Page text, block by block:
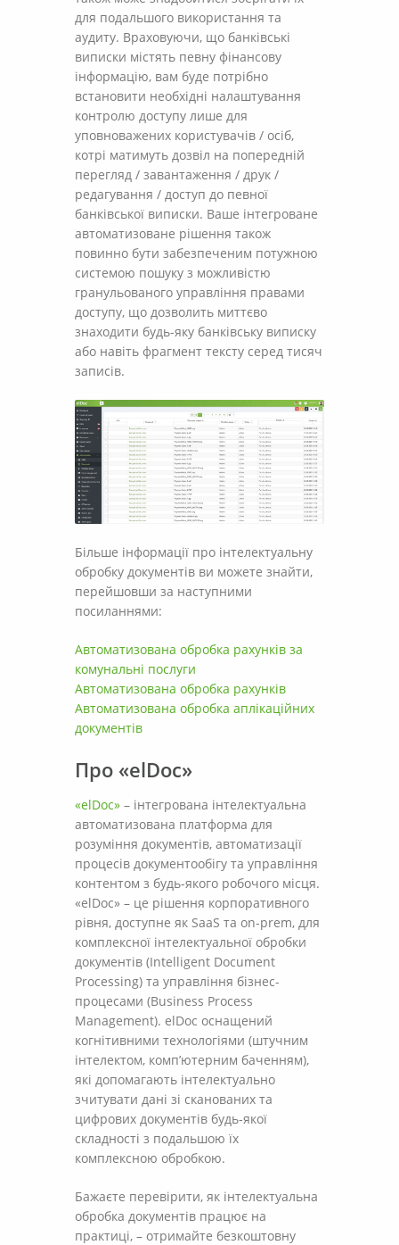
для подальшого використання та
аудиту. Враховуючи, що банківські
виписки містять певну фінансову
інформацію, вам буде потрібно
встановити необхідні налаштування
контролю доступу лише для
уповноважених користувачів / осіб,
котрі матимуть дозвіл на попередній
перегляд / завантаження / друк /
редагування / доступ до певної
банківської виписки. Ваше інтегроване
автоматизоване рішення також
повинно бути забезпеченим потужною
системою пошуку з можливістю
гранульованого управління правами
доступу, що дозволить миттєво
знаходити будь-яку банківську виписку
або навіть фрагмент тексту серед тисяч
записів.
Більше інформації про інтелектуальну
обробку документів ви можете знайти,
перейшовши за наступними
посиланнями:
Автоматизована обробка рахунків за
комунальні послуги
Автоматизована обробка рахунків
Автоматизована обробка аплікаційних
документів
Про «elDoc»
«elDoc» – інтегрована інтелектуальна
автоматизована платформа для
розуміння документів, автоматизації
процесів документообігу та управління
контентом з будь-якого робочого місця.
«elDoc» – це рішення корпоративного
рівня, доступне як SaaS та on-prem, для
комплексної інтелектуальної обробки
документів (Intelligent Document
Processing) та управління бізнес-
процесами (Business Process
Management). elDoc оснащений
когнітивними технологіями (штучним
інтелектом, комп’ютерним баченням),
які допомагають інтелектуально
зчитувати дані зі сканованих та
цифрових документів будь-якої
складності з подальшою їх
комплексною обробкою.
Бажаєте перевірити, як інтелектуальна
обробка документів працює на
практиці, – отримайте безкоштовну